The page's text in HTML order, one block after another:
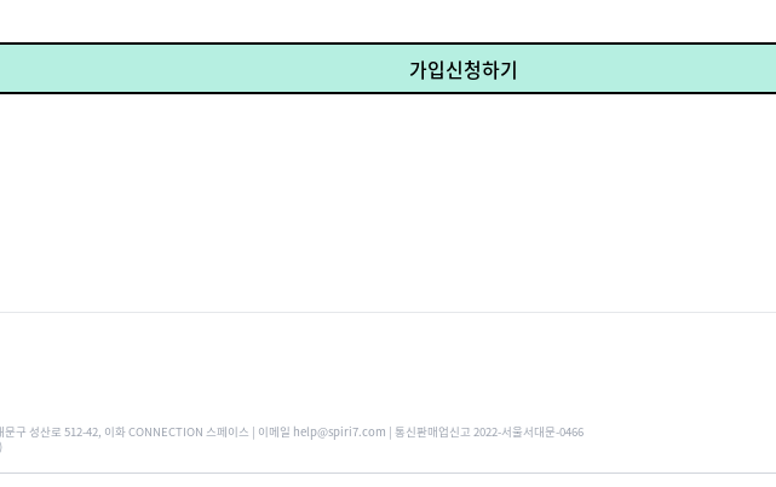
가입신청하기
문구 성산로 512-42, 이화 CONNECTION 스페이스 | 이메일 help@spiri7.com | 통신판매업신고 2022-서울서대문-0466